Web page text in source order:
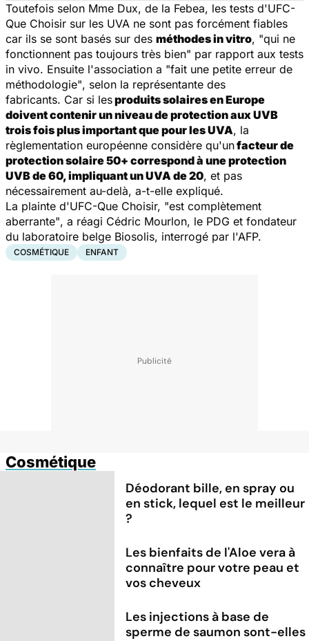
Toutefois selon Mme Dux, de la Febea, les tests d'UFC-
Que Choisir sur les UVA ne sont pas forcément fiables
car ils se sont basés sur des méthodes in vitro, "qui ne
fonctionnent pas toujours très bien" par rapport aux tests
in vivo. Ensuite l'association a "fait une petite erreur de
méthodologie", selon la représentante des
fabricants. Car si lesproduits solaires en Europe
doivent contenir un niveau de protection aux UVB
trois fois plus important que pour les UVA, la
règlementation européenne considère qu'unfacteur de
protection solaire 50+ correspond à une protection
UVB de 60, impliquant un UVA de 20, et pas
nécessairement au-delà, a-t-elle expliqué.
La plainte d'UFC-Que Choisir, "est complètement
aberrante", a réagi Cédric Mourlon, le PDG et fondateur
du laboratoire belge Biosolis, interrogé par l'AFP.
COSMÉTIQUE ENFANT
Cosmétique
Déodorant bille, en spray ou
en stick, lequel est le meilleur
?
Les bienfaits de l'Aloe vera à
connaître pour votre peau et
vos cheveux
Les injections à base de
sperme de saumon sont-elles